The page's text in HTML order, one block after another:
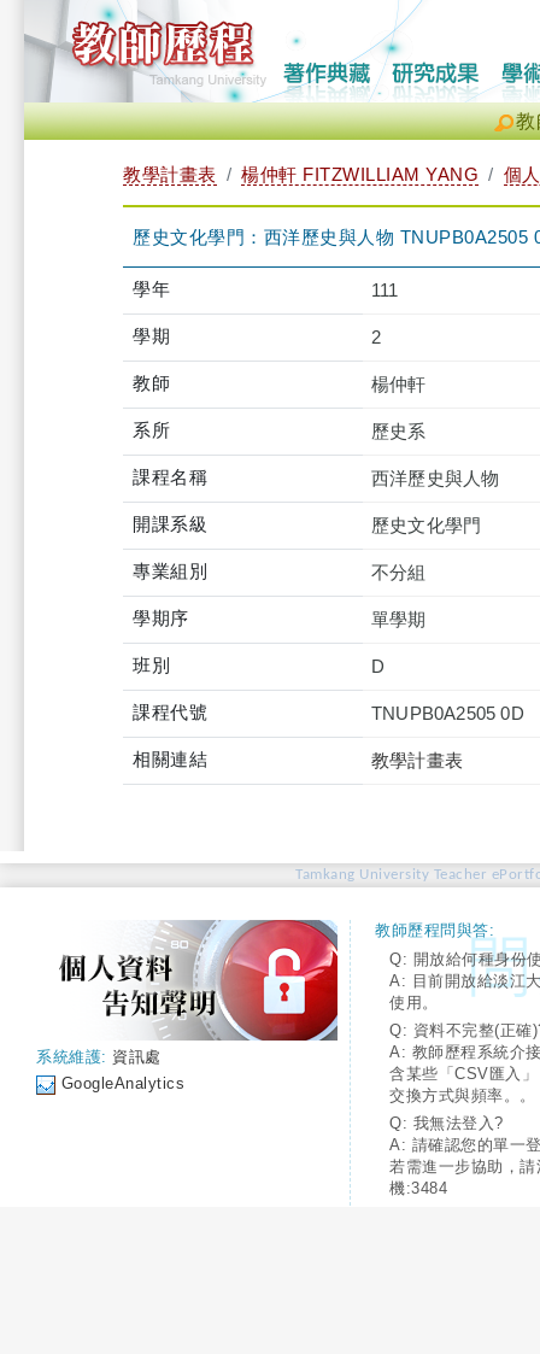
教
教學計畫表 楊仲軒 FITZWILLIAM YANG 個
歷史文化學門：西洋歷史與人物 TNUPB0A2505
學年 111
學期 2
教師 楊仲軒
系所 歷史系
課程名稱 西洋歷史與人物
開課系級 歷史文化學門
專業組別 不分組
學期序 單學期
班別 D
課程代號 TNUPB0A2505 0D
相關連結 教學計畫表
Tamkang University Teacher
系統維護: 資訊處
GoogleAnalytics
教師歷程問與答:
Q: 開放給何種身份
A: 目前開放給淡江
使用。
Q: 資料不完整(正確
A: 教師歷程系統介
含某些「CSV匯入
交換方式與頻率。。
Q: 我無法登入?
A: 請確認您的單一
若需進一步協助，
機:3484